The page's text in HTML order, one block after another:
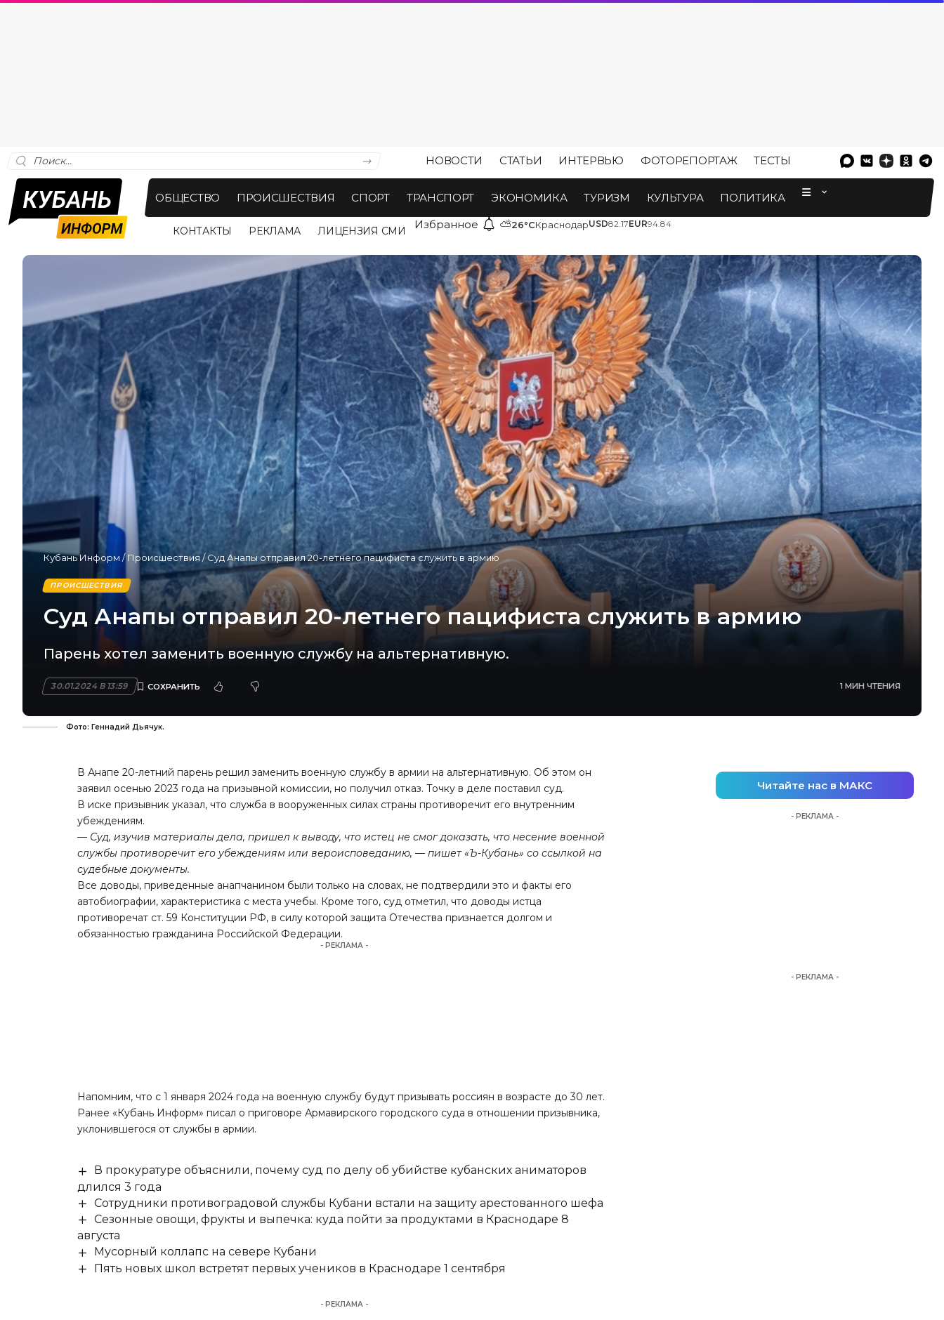
НОВОСТИ СТАТЬИ ИНТЕРВЬЮ ФОТОРЕПОРТАЖ ТЕСТЫ
ОБЩЕСТВО ПРОИСШЕСТВИЯ СПОРТ ТРАНСПОРТ ЭКОНОМИКА ТУРИЗМ КУЛЬТУРА ПОЛИТИКА
КОНТАКТЫ РЕКЛАМА ЛИЦЕНЗИЯ СМИ Избранное ⛅26°CКраснодарUSD82.17EUR94.84
Кубань Информ /Происшествия /Суд Анапы отправил 20-летнего пацифиста служить в армию
ПРОИСШЕСТВИЯ
Суд Анапы отправил 20-летнего пацифиста служить в армию
Парень хотел заменить военную службу на альтернативную.
30.01.2024 В 13:59 1 МИН ЧТЕНИЯ
Фото: Геннадий Дьячук.
В Анапе 20-летний парень решил заменить военную службу в армии на альтернативную. Об этом он
заявил осенью 2023 года на призывной комиссии, но получил отказ. Точку в деле поставил суд.
В иске призывник указал, что служба в вооруженных силах страны противоречит его внутренним
убеждениям.
— Суд, изучив материалы дела, пришел к выводу, что истец не смог доказать, что несение военной
службы противоречит его убеждениям или вероисповеданию, — пишет«Ъ-Кубань» со ссылкой на
судебные документы.
Все доводы, приведенные анапчанином были только на словах, не подтвердили это и факты его
автобиографии, характеристика с места учебы. Кроме того, суд отметил, что доводы истца
противоречат ст. 59 Конституции РФ, в силу которой защита Отечества признается долгом и
обязанностью гражданина Российской Федерации.
- РЕКЛАМА -
Напомним, что с 1 января 2024 года на военную службу будут призывать россиян в возрасте до 30 лет.
Ранее «Кубань Информ» писал о приговоре Армавирского городского суда в отношении призывника,
уклонившегося от службы в армии.
В прокуратуре объяснили, почему суд по делу об убийстве кубанских аниматоров
длился 3 года
Сотрудники противоградовой службы Кубани встали на защиту арестованного шефа
Сезонные овощи, фрукты и выпечка: куда пойти за продуктами в Краснодаре 8
августа
Мусорный коллапс на севере Кубани
Пять новых школ встретят первых учеников в Краснодаре 1 сентября
- РЕКЛАМА -
Читайте нас в МАКС
- РЕКЛАМА -
- РЕКЛАМА -